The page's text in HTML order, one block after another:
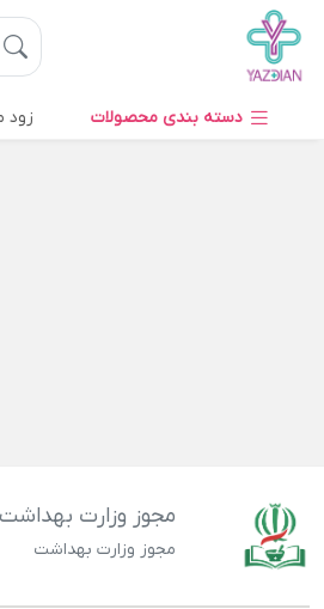
دسته بندی محصولات زود
مجوز وزارت بهداشت
مجوز وزارت بهداشت